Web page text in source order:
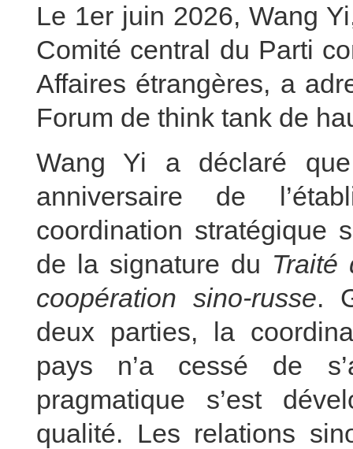
Le 1er juin 2026, Wang
Comité central du Parti
Affaires étrangères, a
Forum de think tank de
Wang Yi a déclaré
anniversaire de
coordination stratégique
de la signature du Traité
coopération sino-russe.
deux parties, la
pays n’a cessé de
pragmatique s’est
qualité. Les relations